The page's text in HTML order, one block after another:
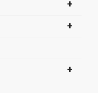
+
+
+